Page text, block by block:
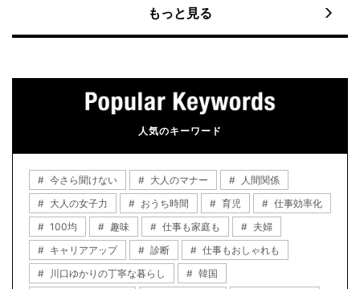
もっと見る
人気のキーワード
今さら聞けない 大人のマナー
人間関係
大人の女子力
おうち時間 育児
仕事効率化
100均
趣味 仕事も家庭も
夫婦
キャリアアップ
診断
仕事もおしゃれも
川口ゆかりの丁寧な暮らし
韓国